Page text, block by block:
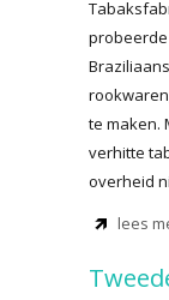
te maken.
verhitte
overheid
lees